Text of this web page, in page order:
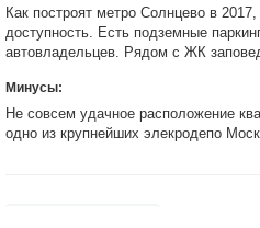
Как построят метро Солнцево в
доступность. Есть подземные
автовладельцев. Рядом с ЖК
Минусы:
Не совсем удачное расположение
одно из крупнейших элекродепо